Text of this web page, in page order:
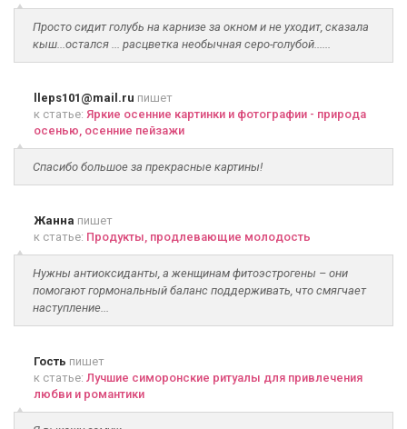
Просто сидит голубь на карнизе за окном и не уходит, сказала
кыш...остался ... расцветка необычная серо-голубой......
lleps101@mail.ru пишет
к статье: Яркие осенние картинки и фотографии - природа
осенью, осенние пейзажи
Спасибо большое за прекрасные картины!
Жанна пишет
к статье: Продукты, продлевающие молодость
Нужны антиоксиданты, а женщинам фитоэстрогены – они
помогают гормональный баланс поддерживать, что смягчает
наступление...
Гость пишет
к статье: Лучшие симоронские ритуалы для привлечения
любви и романтики